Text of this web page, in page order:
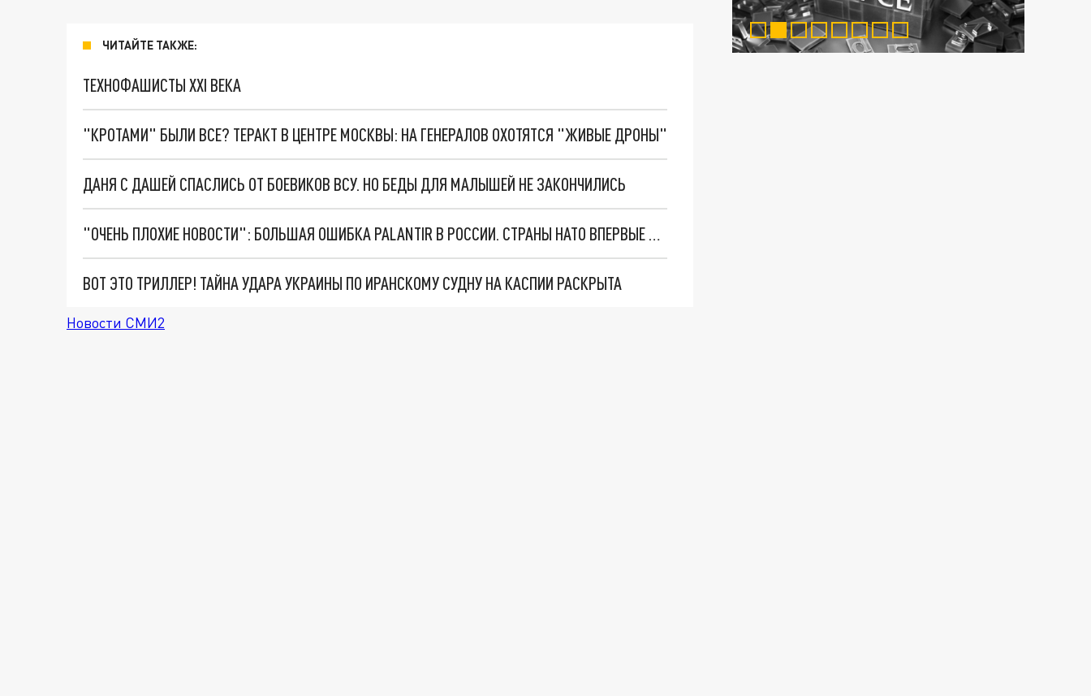
ЧИТАЙТЕ ТАКЖЕ:
ТЕХНОФАШИСТЫ XXI ВЕКА
"КРОТАМИ" БЫЛИ ВСЕ? ТЕРАКТ В ЦЕНТРЕ МОСКВЫ: НА ГЕНЕРАЛОВ ОХОТЯТСЯ "ЖИВЫЕ ДРОНЫ"
ДАНЯ С ДАШЕЙ СПАСЛИСЬ ОТ БОЕВИКОВ ВСУ. НО БЕДЫ ДЛЯ МАЛЫШЕЙ НЕ ЗАКОНЧИЛИСЬ
"ОЧЕНЬ ПЛОХИЕ НОВОСТИ": БОЛЬШАЯ ОШИБКА PALANTIR В РОССИИ. СТРАНЫ НАТО ВПЕРВЫЕ ЗА СВО ОСТАНОВИЛИ ПОСТАВКИ ОРУЖИЯ. ВСУ ТЕРЯЮТ ПРИГРАНИЧЬЕ?
ВОТ ЭТО ТРИЛЛЕР! ТАЙНА УДАРА УКРАИНЫ ПО ИРАНСКОМУ СУДНУ НА КАСПИИ РАСКРЫТА
Новости СМИ2